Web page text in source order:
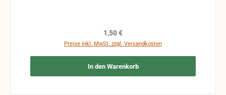
Funktion nicht mehr gewährleistet werden und die
Regulärer Preis:
1,50 €
Preise inkl. MwSt. zzgl. Versandkosten
In den Warenkorb